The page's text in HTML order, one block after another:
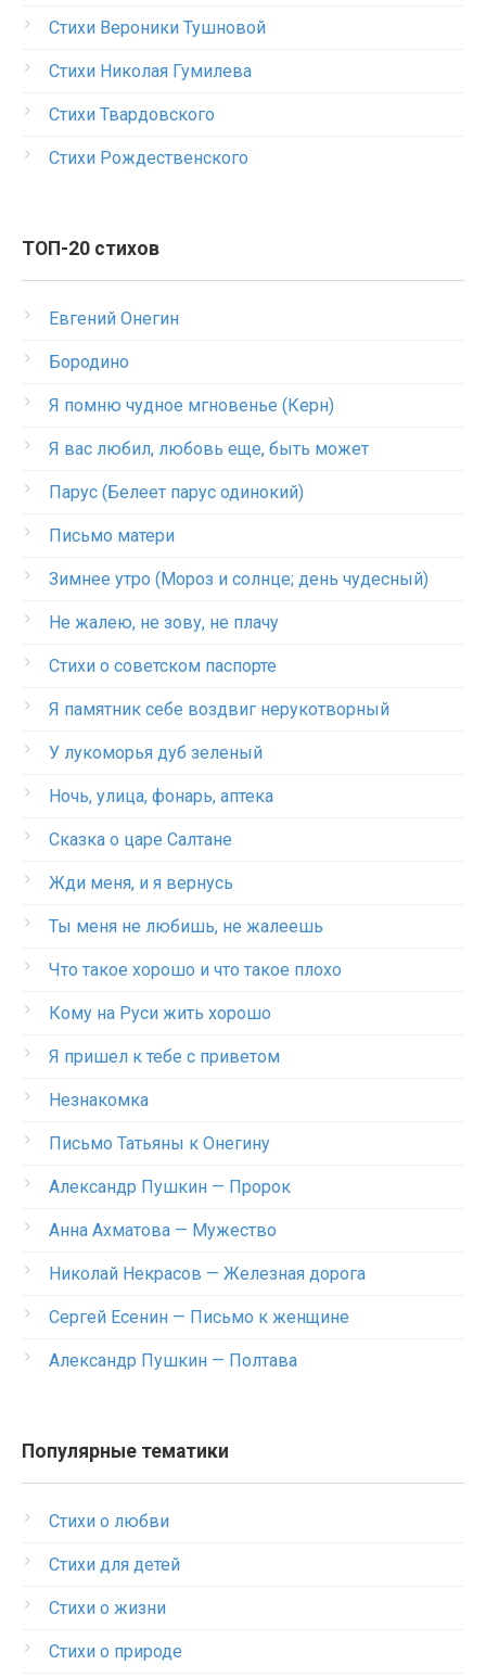
Стихи Вероники Тушновой
Стихи Николая Гумилева
Стихи Твардовского
Стихи Рождественского
ТОП-20 стихов
Евгений Онегин
Бородино
Я помню чудное мгновенье (Керн)
Я вас любил, любовь еще, быть может
Парус (Белеет парус одинокий)
Письмо матери
Зимнее утро (Мороз и солнце; день чудесный)
Не жалею, не зову, не плачу
Стихи о советском паспорте
Я памятник себе воздвиг нерукотворный
У лукоморья дуб зеленый
Ночь, улица, фонарь, аптека
Сказка о царе Салтане
Жди меня, и я вернусь
Ты меня не любишь, не жалеешь
Что такое хорошо и что такое плохо
Кому на Руси жить хорошо
Я пришел к тебе с приветом
Незнакомка
Письмо Татьяны к Онегину
Александр Пушкин — Пророк
Анна Ахматова — Мужество
Николай Некрасов — Железная дорога
Сергей Есенин — Письмо к женщине
Александр Пушкин — Полтава
Популярные тематики
Стихи о любви
Стихи для детей
Стихи о жизни
Стихи о природе